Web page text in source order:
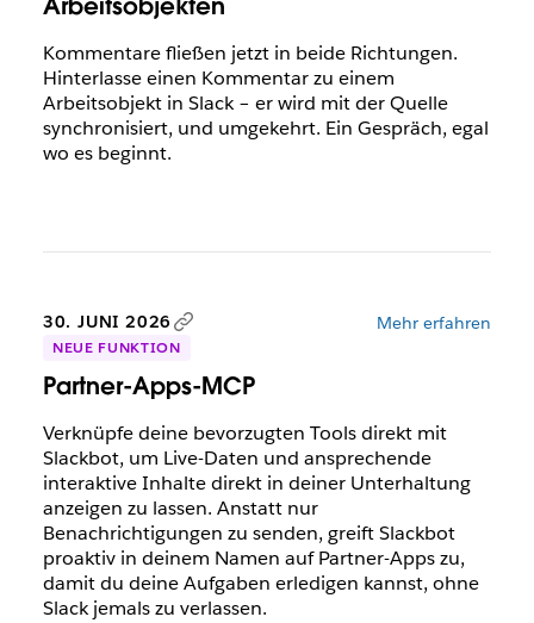
Kommentare fließen jetzt in beide Richtungen.
Hinterlasse einen Kommentar zu einem
Arbeitsobjekt in Slack – er wird mit der Quelle
synchronisiert, und umgekehrt. Ein Gespräch, egal
wo es beginnt.
30. JUNI 2026 Mehr erfahren
NEUE FUNKTION
Partner-Apps-MCP
Verknüpfe deine bevorzugten Tools direkt mit
Slackbot, um Live-Daten und ansprechende
interaktive Inhalte direkt in deiner Unterhaltung
anzeigen zu lassen. Anstatt nur
Benachrichtigungen zu senden, greift Slackbot
proaktiv in deinem Namen auf Partner-Apps zu,
damit du deine Aufgaben erledigen kannst, ohne
Slack jemals zu verlassen.